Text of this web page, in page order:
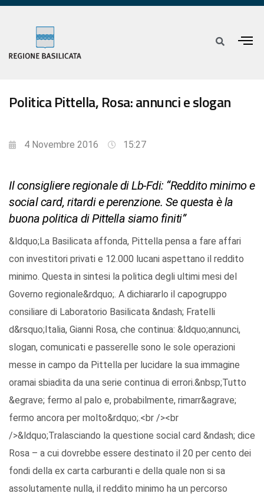
Politica Pittella, Rosa: annunci e slogan
4 Novembre 2016 15:27
Il consigliere regionale di Lb-Fdi: “Reddito minimo e
social card, ritardi e perenzione. Se questa è la
buona politica di Pittella siamo finiti”
&ldquo;La Basilicata affonda, Pittella pensa a fare affari
con investitori privati e 12.000 lucani aspettano il reddito
minimo. Questa in sintesi la politica degli ultimi mesi del
Governo regionale&rdquo;. A dichiararlo il capogruppo
consiliare di Laboratorio Basilicata &ndash; Fratelli
d&rsquo;Italia, Gianni Rosa, che continua: &ldquo;annunci,
slogan, comunicati e passerelle sono le sole operazioni
messe in campo da Pittella per lucidare la sua immagine
oramai sbiadita da una serie continua di errori.&nbsp;Tutto
&egrave; fermo al palo e, probabilmente, rimarr&agrave;
fermo ancora per molto&rdquo;.<br /><br
/>&ldquo;Tralasciando la questione social card &ndash; dice
Rosa – a cui dovrebbe essere destinato il 20 per cento dei
fondi della ex carta carburanti e della quale non si sa
assolutamente nulla, il reddito minimo ha un percorso